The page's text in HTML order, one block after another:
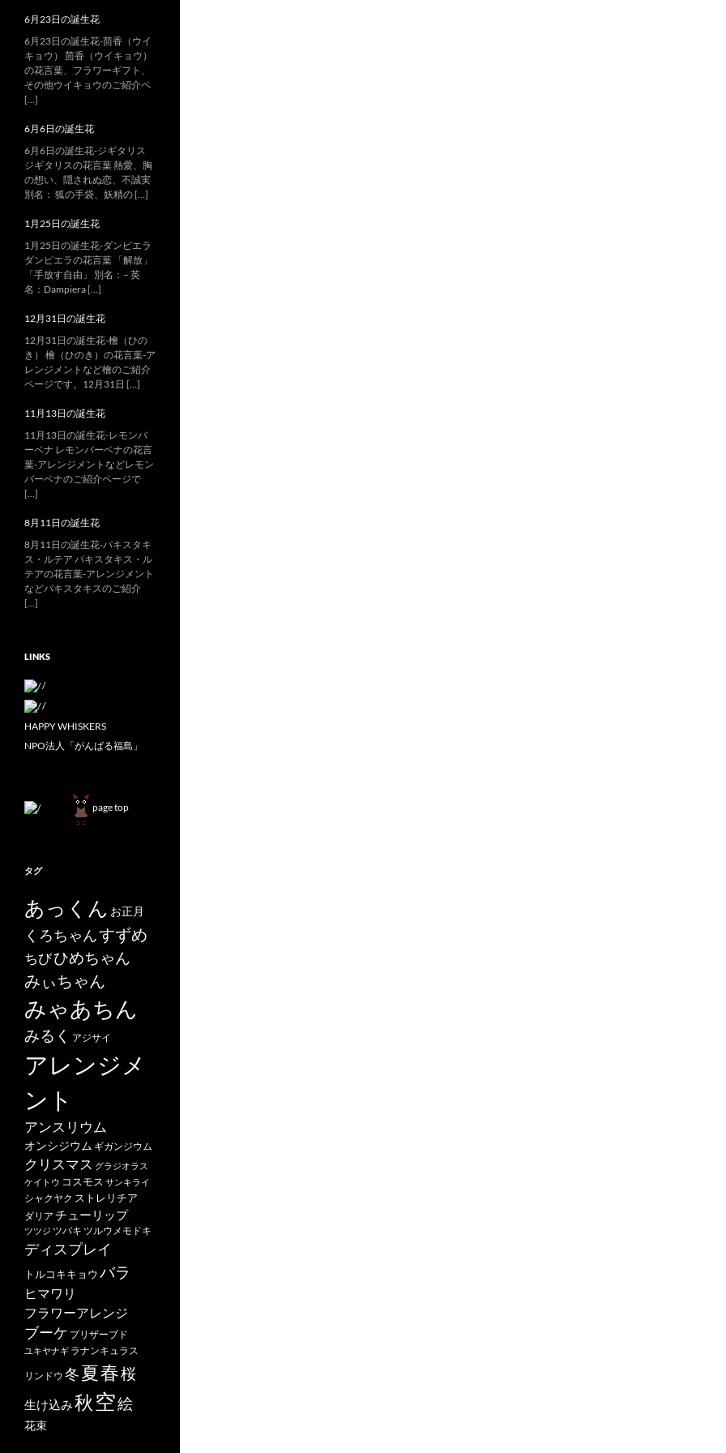
6月23日の誕生花
6月23日の誕生花-茴香（ウイ
キョウ） 茴香（ウイキョウ）
の花言葉、フラワーギフト、
その他ウイキョウのご紹介ペ
[…]
6月6日の誕生花
6月6日の誕生花-ジギタリス
ジギタリスの花言葉 熱愛、胸
の想い、隠されぬ恋、不誠実
別名： 狐の手袋、妖精の […]
1月25日の誕生花
1月25日の誕生花-ダンピエラ
ダンピエラの花言葉 「解放」
「手放す自由」 別名：– 英
名：Dampiera […]
12月31日の誕生花
12月31日の誕生花-檜（ひの
き） 檜（ひのき）の花言葉-ア
レンジメントなど檜のご紹介
ページです。12月31日 […]
11月13日の誕生花
11月13日の誕生花-レモンバ
ーベナ レモンバーベナの花言
葉-アレンジメントなどレモン
バーベナのご紹介ページで
[…]
8月11日の誕生花
8月11日の誕生花-パキスタキ
ス・ルテア パキスタキス・ル
テアの花言葉-アレンジメント
などパキスタキスのご紹介
[…]
LINKS
/
/
HAPPY WHISKERS
NPO法人「がんばる福島」
page top
タグ
あっくん お正月
くろちゃんすずめ
ちびひめちゃん
みぃちゃん
みゃあちん
みるく アジサイ
アレンジメ
ント
アンスリウム
オンシジウム ギガンジウム
クリスマス グラジオラス
ケイトウ コスモス サンキライ
シャクヤク ストレリチア
ダリア チューリップ
ツツジ ツバキ ツルウメモドキ
ディスプレイ
トルコキキョウ バラ
ヒマワリ
フラワーアレンジ
ブーケ プリザーブド
ユキヤナギ ラナンキュラス
リンドウ 冬夏春桜
生け込み秋 空絵
花束